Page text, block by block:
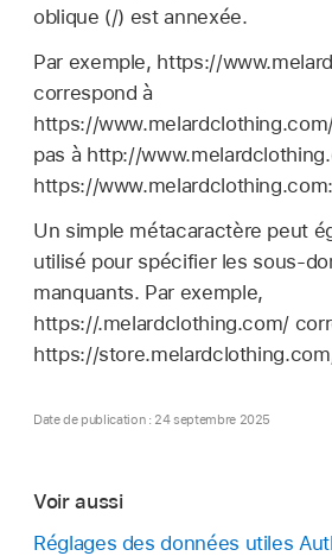
oblique (/) est annexée.
Par exemple, https://
correspond à
https://
pas à http://
https://
Un simple métacaractère peut
utilisé pour spécifier les sous-
manquants. Par exemple,
https://.melardclothing.com/
https://
Date de publication : 24 septembre 2025
Voir aussi
Réglages des données utiles